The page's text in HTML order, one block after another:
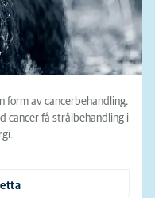
form av cancerbehandling.
cancer få strålbehandling i